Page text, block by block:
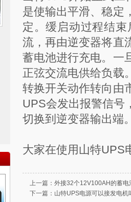
是使输出平滑、稳定
定。缓启动过程结
流，再由逆变器将直
蓄电池进行充电。一
正弦交流电供给负载
转换开关动作转向由
UPS会发出报警信号
切换到逆变器输出端
大家在使用 山特UPS
上一篇： 外接32个12V100AH的蓄电
下一篇： 山特UPS电源可以接发电机